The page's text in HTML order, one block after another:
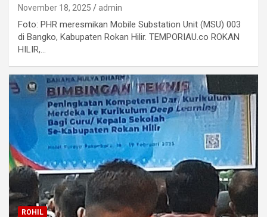
November 18, 2025 admin
Foto: PHR meresmikan Mobile Substation Unit (MSU) 003
di Bangko, Kabupaten Rokan Hilir. TEMPORIAU.co ROKAN
HILIR,…
ROHIL